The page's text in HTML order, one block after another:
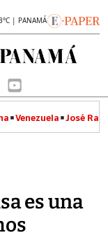
| PANAMÁ
Venezuela José
es una